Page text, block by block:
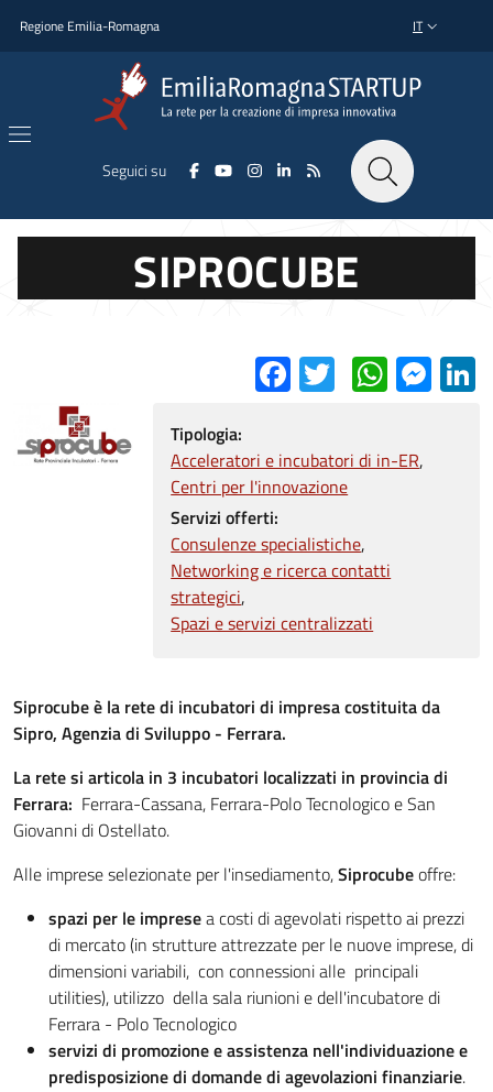
Regione Emilia-Romagna SELETTORE
IT
Seguici su
SIPROCUBE
Facebook
Twitter
Tipologia:
Acceleratori e incubatori di in-ER
Centri per l'innovazione
Servizi offerti:
Consulenze specialistiche
Networking e ricerca contatti
strategici
Spazi e servizi centralizzati
Siprocube è la rete di incubatori di impresa costituita da
Sipro, Agenzia di Sviluppo - Ferrara.
La rete si articola in 3 incubatori localizzati in provincia di
Ferrara: Ferrara-Cassana, Ferrara-Polo Tecnologico e San
Giovanni di Ostellato.
Alle imprese selezionate per l'insediamento,Siprocubeoffre:
spazi per le impresea costi di agevolati rispetto ai prezzi
di mercato (in strutture attrezzate per le nuove imprese, di
dimensioni variabili, con connessioni alle principali
utilities), utilizzo della sala riunioni e dell'incubatore di
Ferrara - Polo Tecnologico
servizi di promozione e assistenza nell'individuazione e
predisposizione di domande di agevolazioni finanziarie.